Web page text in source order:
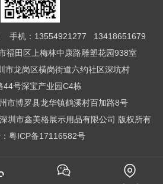
手机：13554921277 13418651679
福田区上梅林中康路雕塑花园938室
市龙岗区横岗街道六约社区深坑村
44号深宝产业园C4栋
市博罗县龙华镇鹤溪村百加路8号
圳市鑫美格展示用品有限公司 版权所有
粤ICP备17116582号